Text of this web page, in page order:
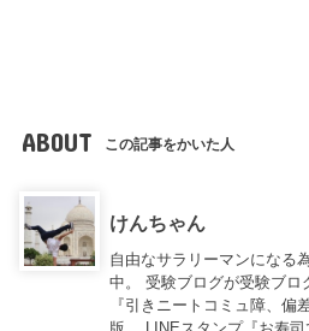
ABOUT この記事をかいた人
けんちゃん
自由なサラリーマンになる
中。 受験ブログが受験ブロ
『引きニートコミュ障、偏